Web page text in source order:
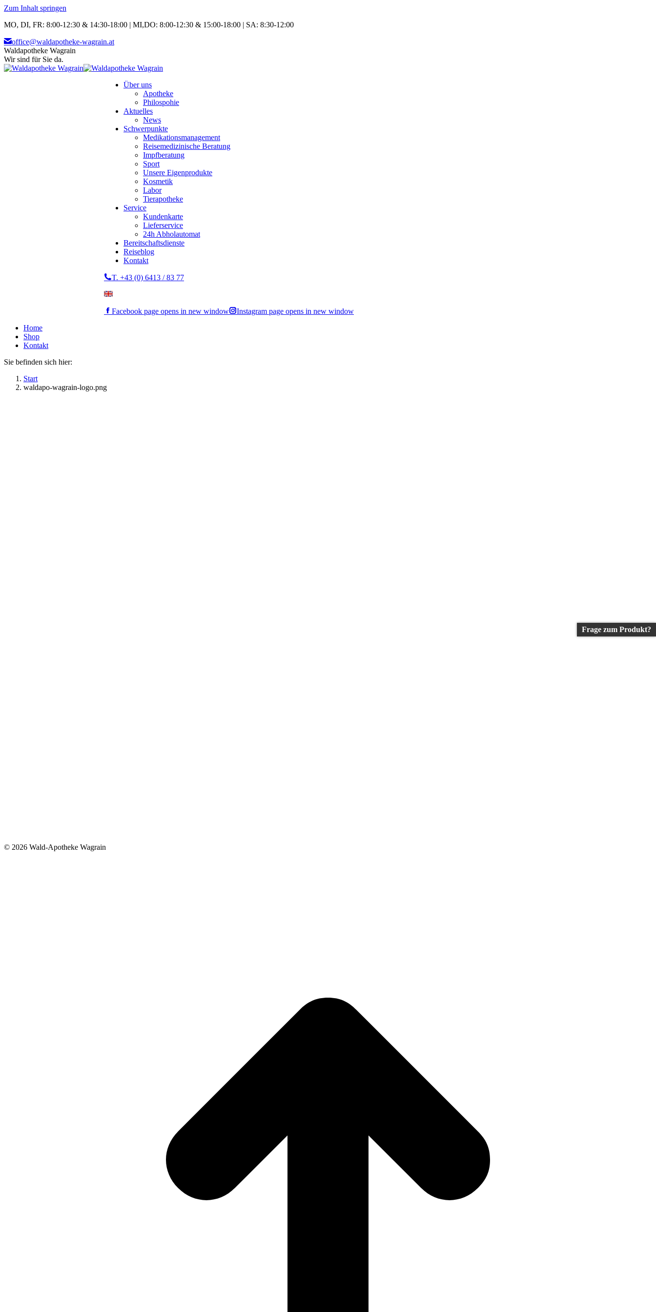
Zum Inhalt springen
MO, DI, FR: 8:00-12:30 & 14:30-18:00 | MI,DO: 8:00-12:30 & 15:00-18:00 | SA: 8:30-12:00
office@waldapotheke-wagrain.at
Waldapotheke Wagrain
Wir sind für Sie da.
Über uns
Apotheke
Philospohie
Aktuelles
News
Schwerpunkte
Medikationsmanagement
Reisemedizinische Beratung
Impfberatung
Sport
Unsere Eigenprodukte
Kosmetik
Labor
Tierapotheke
Service
Kundenkarte
Lieferservice
24h Abholautomat
Bereitschaftsdienste
Reiseblog
Kontakt
T. +43 (0) 6413 / 83 77
Facebook page opens in new window
Instagram page opens in new window
Home
Shop
Kontakt
Sie befinden sich hier:
Start
waldapo-wagrain-logo.png
© 2026 Wald-Apotheke Wagrain
Frage zum Produkt?